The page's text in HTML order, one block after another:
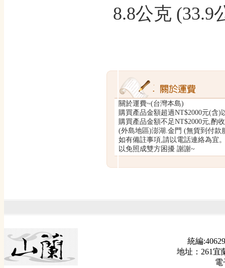
8.8公克 (33.9
關於運費~(台灣本島)
購買產品金額超過NT$2000元(含)
購買產品金額不足NT$2000元,酌
(外島地區)澎湖.金門 (無貨到付款
如有備註事項,請以電話連絡為宜
以免照成雙方困擾 謝謝~
統編
地址：261宜
電